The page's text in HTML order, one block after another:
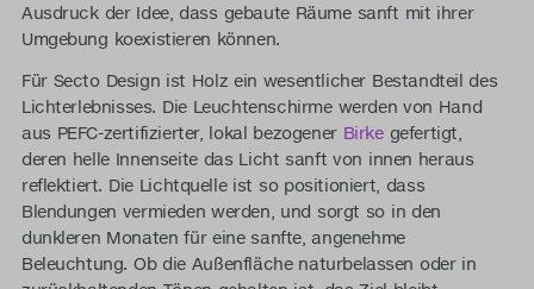
Ausdruck der Idee, dass gebaute Räume sanft mit ihrer
Umgebung koexistieren können.
Für Secto Design ist Holz ein wesentlicher Bestandteil des
Lichterlebnisses. Die Leuchtenschirme werden von Hand
aus PEFC-zertifizierter, lokal bezogener Birkegefertigt,
deren helle Innenseite das Licht sanft von innen heraus
reflektiert. Die Lichtquelle ist so positioniert, dass
Blendungen vermieden werden, und sorgt so in den
dunkleren Monaten für eine sanfte, angenehme
Beleuchtung. Ob die Außenfläche naturbelassen oder in